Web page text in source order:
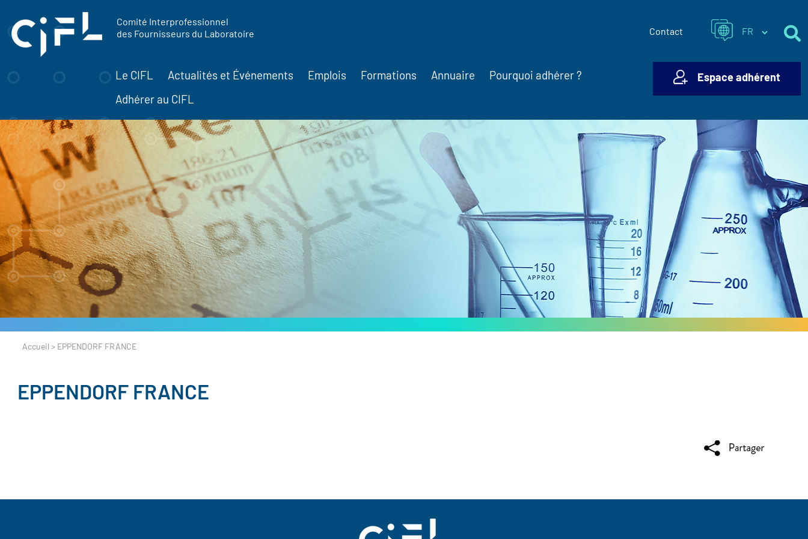
Comité Interprofessionnel
des Fournisseurs du Laboratoire
Contact
Le CIFL Actualités et Événements Emplois Formations Annuaire Pourquoi adhérer ?
Adhérer au CIFL
Espace adhérent
Accueil > EPPENDORF FRANCE
EPPENDORF FRANCE